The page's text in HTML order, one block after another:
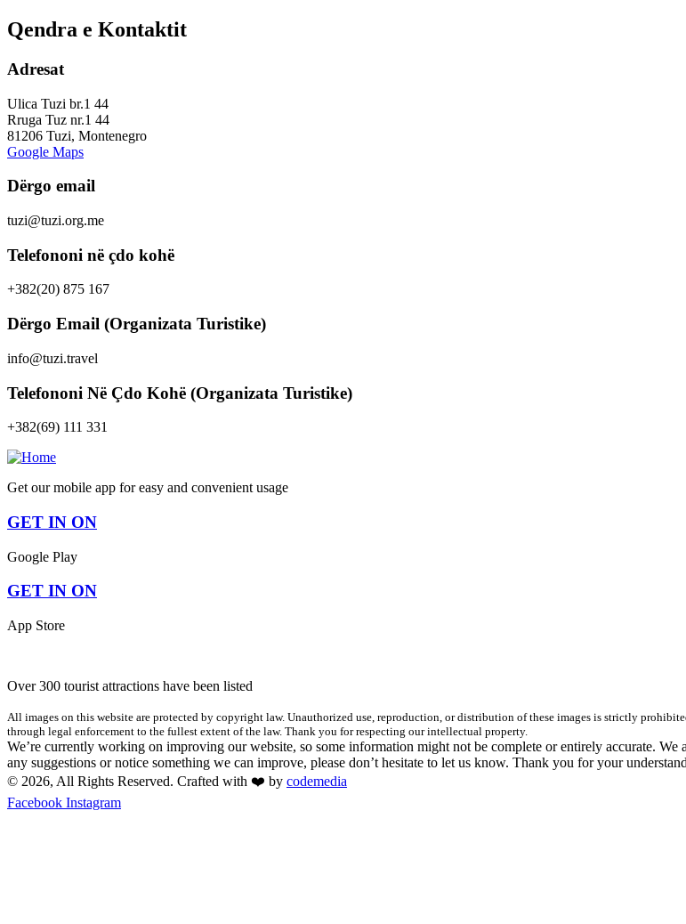
Qendra e Kontaktit
Adresat
Ulica Tuzi br.1 44
Rruga Tuz nr.1 44
81206 Tuzi, Montenegro
Google Maps
Dërgo email
tuzi@tuzi.org.me
Telefononi në çdo kohë
+382(20) 875 167
Dërgo Email (Organizata Turistike)
info@tuzi.travel
Telefononi Në Çdo Kohë (Organizata Turistike)
+382(69) 111 331
Get our mobile app for easy and convenient usage
GET IN ON
Google Play
GET IN ON
App Store
Over 300 tourist attractions have been listed
All images on this website are protected by copyright law. Unauthorized use, reproduction, or distribution of these images is strictly
through legal enforcement to the fullest extent of the law. Thank you for respecting our intellectual property.
We’re currently working on improving our website, so some information might not be complete or entirely accurate.
any suggestions or notice something we can improve, please don’t hesitate to let us know. Thank you for your
© 2026, All Rights Reserved. Crafted with ❤️ by codemedia
Facebook Instagram